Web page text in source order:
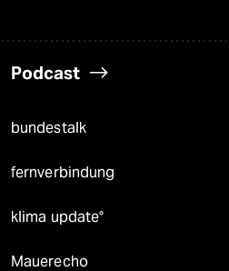
Podcast
bundestalk
fernverbindung
klima update°
Mauerecho